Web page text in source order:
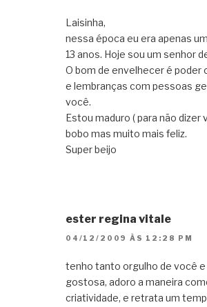
Laisinha,
nessa época eu era apenas
13 anos. Hoje sou um senhor
O bom de envelhecer é poder
e lembranças com pessoas
você.
Estou maduro ( para não dizer
bobo mas muito mais feliz.
Super beijo
ester regina vitale
04/12/2009 ÀS 12:28 PM
tenho tanto orgulho de você e
gostosa, adoro a maneira
criatividade, e retrata um